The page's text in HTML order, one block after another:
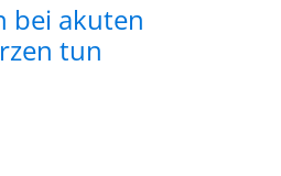
bei akuten
tun